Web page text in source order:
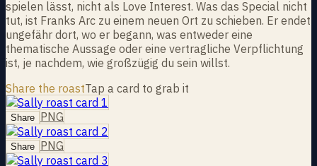
spielen lässt, nicht als Love Interest. Was das Special nicht
tut, ist Franks Arc zu einem neuen Ort zu schieben. Er endet
ungefähr dort, wo er begann, was entweder eine
thematische Aussage oder eine vertragliche Verpflichtung
ist, je nachdem, wie großzügig du sein willst.
Share the roastTap a card to grab it
Share PNG
Share PNG